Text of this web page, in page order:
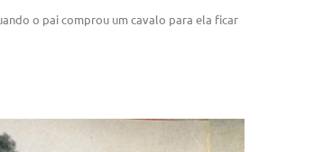
o pai comprou um cavalo para ela ficar